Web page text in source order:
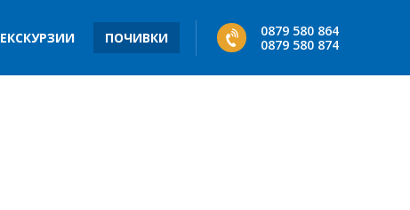
ЕКСКУРЗИИ ПОЧИВКИ
0879 580 864
0879 580 874